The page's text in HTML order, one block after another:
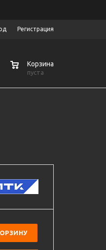
Регистрация
Корзина
пуста